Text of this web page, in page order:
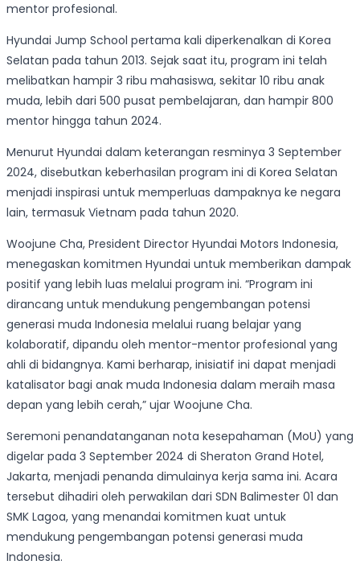
mentor profesional.
Hyundai Jump School pertama kali diperkenalkan di Korea
Selatan pada tahun 2013. Sejak saat itu, program ini telah
melibatkan hampir 3 ribu mahasiswa, sekitar 10 ribu anak
muda, lebih dari 500 pusat pembelajaran, dan hampir 800
mentor hingga tahun 2024.
Menurut Hyundai dalam keterangan resminya 3 September
2024, disebutkan keberhasilan program ini di Korea Selatan
menjadi inspirasi untuk memperluas dampaknya ke negara
lain, termasuk Vietnam pada tahun 2020.
Woojune Cha, President Director Hyundai Motors Indonesia,
menegaskan komitmen Hyundai untuk memberikan dampak
positif yang lebih luas melalui program ini. “Program ini
dirancang untuk mendukung pengembangan potensi
generasi muda Indonesia melalui ruang belajar yang
kolaboratif, dipandu oleh mentor-mentor profesional yang
ahli di bidangnya. Kami berharap, inisiatif ini dapat menjadi
katalisator bagi anak muda Indonesia dalam meraih masa
depan yang lebih cerah,” ujar Woojune Cha.
Seremoni penandatanganan nota kesepahaman (MoU) yang
digelar pada 3 September 2024 di Sheraton Grand Hotel,
Jakarta, menjadi penanda dimulainya kerja sama ini. Acara
tersebut dihadiri oleh perwakilan dari SDN Balimester 01 dan
SMK Lagoa, yang menandai komitmen kuat untuk
mendukung pengembangan potensi generasi muda
Indonesia.